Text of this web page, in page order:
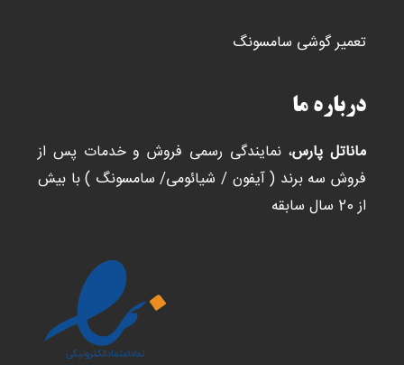
تعمیر گوشی سامسونگ
درباره ما
ماناتل پارس، نمایندگی رسمی فروش و خدمات پس از
فروش سه برند ( آیفون / شیائومی/ سامسونگ ) با بیش
از 20 سال سابقه